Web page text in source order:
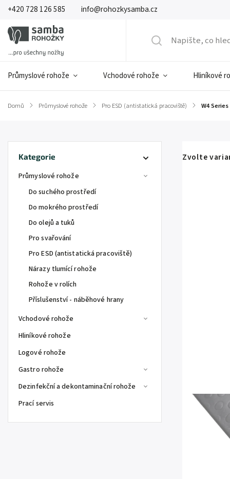
+420 728 126 585 info@rohozkysamba.cz
Průmyslové rohože Vchodové rohože Hliníkové
Domů / Průmyslové rohože / Pro ESD (antistatická pracoviště) / W4
Kategorie
Průmyslové rohože
Do suchého prostředí
Do mokrého prostředí
Do olejů a tuků
Pro svařování
Pro ESD (antistatická pracoviště)
Nárazy tlumící rohože
Rohože v rolích
Příslušenství - náběhové hrany
Vchodové rohože
Hliníkové rohože
Logové rohože
Gastro rohože
Dezinfekční a dekontaminační rohože
Prací servis
Zvolte